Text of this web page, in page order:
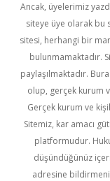
Ancak, üyelerimiz
siteye üye olarak bu
sitesi, herhangi bir
bulunmamaktadır.
paylaşılmaktadır.
olup, gerçek kurum
Gerçek kurum ve
Sitemiz, kar amacı
platformudur.
düşündüğünüz
adresine